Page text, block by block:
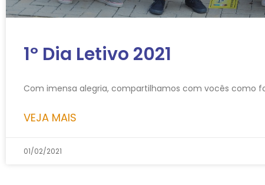
1º Dia Letivo 2021
Com imensa alegria, compartilhamos com vocês como
VEJA MAIS
01/02/2021